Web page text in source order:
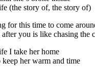
(the story of, the story of)
for this time to come
you is like chasing the
I take her home
her warm and time